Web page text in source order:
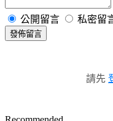
公開留言 私密留
發佈留言
請先